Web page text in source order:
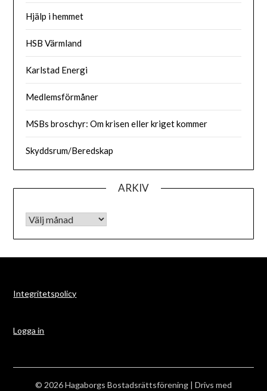
Hjälp i hemmet
HSB Värmland
Karlstad Energi
Medlemsförmåner
MSBs broschyr: Om krisen eller kriget kommer
Skyddsrum/Beredskap
ARKIV
Arkiv
Integritetspolicy
Logga in
© 2026 Hagaborgs Bostadsrättsförening | Drivs med